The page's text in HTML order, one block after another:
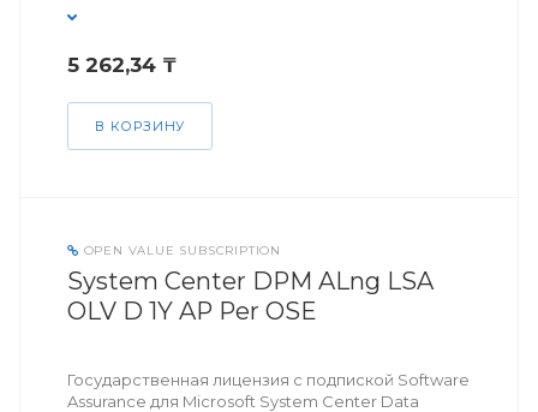
5 262,34 ₸
В КОРЗИНУ
OPEN VALUE SUBSCRIPTION
System Center DPM ALng LSA
OLV D 1Y AP Per OSE
Государственная лицензия с подпиской Software
Assurance для Microsoft System Center Data